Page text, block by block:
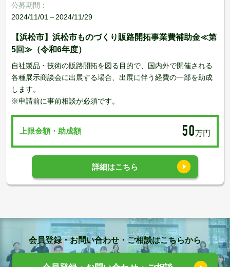
公募期間：
2024/11/01～2024/11/29
【浜松市】浜松市ものづくり販路開拓事業費補助金≪第
5回≫（令和6年度）
自社製品・技術の販路開拓を図る目的で、国内外で開催される
各種展示商談会に出展する場合、出展に伴う経費の一部を助成
します。
※申請前に事前相談が必須です。
上限金額・助成額 50万円
詳細はこちら
会員登録・お問い合わせ・ご相談はこちらから